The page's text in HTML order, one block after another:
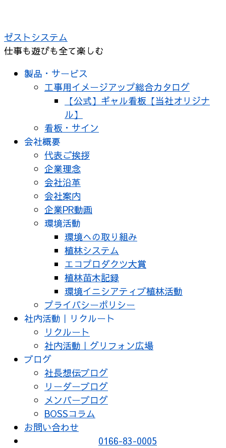
テ
ン
ゼストシステム
仕事も遊びも全て楽しむ
製品・サービス
工事用イメージアップ総合カタログ
【公式】ギャル看板【当社オリジナ
ル】
看板・サイン
会社概要
代表ご挨拶
企業理念
会社沿革
会社案内
企業PR動画
環境活動
環境への取り組み
植林システム
エコプロダクツ大賞
植林苗木記録
環境イニシアティブ植林活動
プライバシーポリシー
社内活動｜リクルート
リクルート
社内活動｜グリフォン広場
ブログ
社長想伝ブログ
リーダーブログ
メンバーブログ
BOSSコラム
お問い合わせ
0166-83-0005